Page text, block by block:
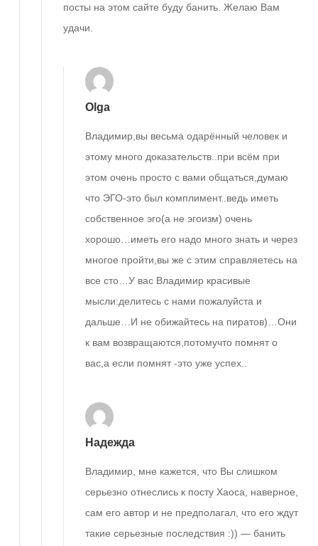
посты на этом сайте буду банить. Желаю Вам
удачи.
Olga
Владимир,вы весьма одарённый человек и
этому много доказательств..при всём при
этом очень просто с вами общаться,думаю
что ЭГО-это был комплимент..ведь иметь
собственное эго(а не эгоизм) очень
хорошо…иметь его надо много знать и через
многое пройти,вы же с этим справляетесь на
все сто…У вас Владимир красивые
мысли:делитесь с нами пожалуйста и
дальше…И не обижайтесь на пиратов)…Они
к вам возвращаются,потомучто помнят о
вас,а если помнят -это уже успех..
Надежда
Владимир, мне кажется, что Вы слишком
серьезно отнеслись к посту Хаоса, наверное,
сам его автор и не предполагал, что его ждут
такие серьезные последствия :)) — банить